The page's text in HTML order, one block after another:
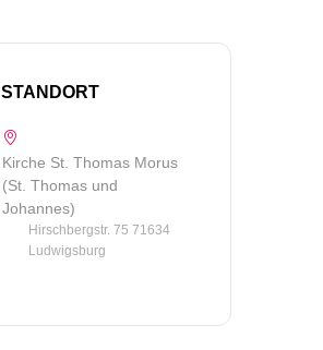
STANDORT
Kirche St. Thomas Morus
(St. Thomas und
Johannes)
Hirschbergstr. 75 71634
Ludwigsburg